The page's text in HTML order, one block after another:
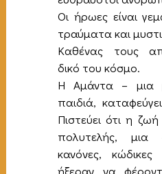
Οι ήρωες είναι
τραύματα και
Καθένας τους
δικό του κόσμο.
Η Αμάντα – μια
παιδιά,
Πιστεύει ότι η
πολυτελής,
κανόνες,
ήξεραν να